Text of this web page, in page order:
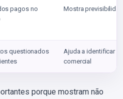
pagos no
Mostra
questionados
Ajuda a identificar
comercial
porque mostram não